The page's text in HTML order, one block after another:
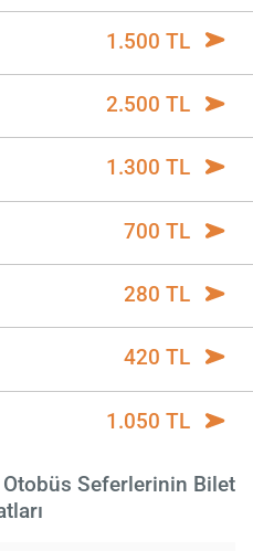
1.500 TL
2.500 TL
1.300 TL
700 TL
280 TL
420 TL
1.050 TL
Otobüs Seferlerinin Bilet